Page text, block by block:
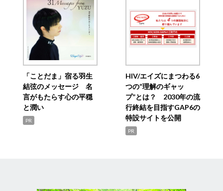
「ことだま」宿る羽生
結弦のメッセージ 名
言がもたらす心の平穏
と潤い
PR
HIV/エイズにまつわる6
つの“理解のギャッ
プ”とは？ 2030年の流
行終結を目指すGAP6の
特設サイトを公開
PR